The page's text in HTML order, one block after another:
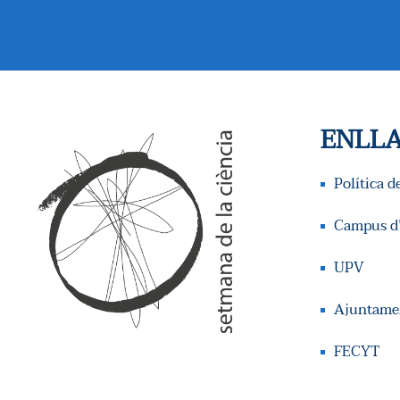
U
L
I
C
E
R
Política
Campus
UPV
FECYT